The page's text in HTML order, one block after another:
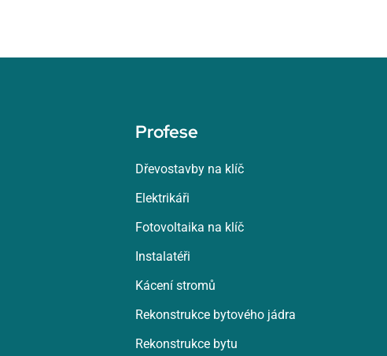
Profese
Dřevostavby na klíč
Elektrikáři
Fotovoltaika na klíč
Instalatéři
Kácení stromů
Rekonstrukce bytového jádra
Rekonstrukce bytu